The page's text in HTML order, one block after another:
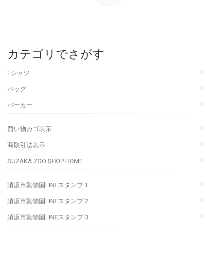
カテゴリでさがす
Tシャツ
バッグ
パーカー
買い物カゴ表示
商取引法表示
SUZAKA ZOO SHOP HOME
須坂市動物園LINEスタンプ１
須坂市動物園LINEスタンプ２
須坂市動物園LINEスタンプ３